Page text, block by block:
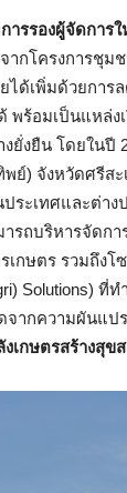
ารรองผู้จัดกา
จากโครงการชุม
ด้เพิ่มด้วยการ
พร้อมเป็นแหล่
งยั่งยืน โดยใน
ย์) จังหวัดศรีส
ระเทศและต่า
รถบริหารจัดก
เกษตร รวมถึง
Solutions)
จากความผันแป
เกษตรสร้างสุ